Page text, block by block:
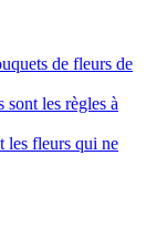
de fleurs de
les règles à
les fleurs qui ne